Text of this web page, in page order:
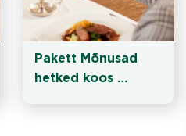
Pakett Mõnusad
hetked koos